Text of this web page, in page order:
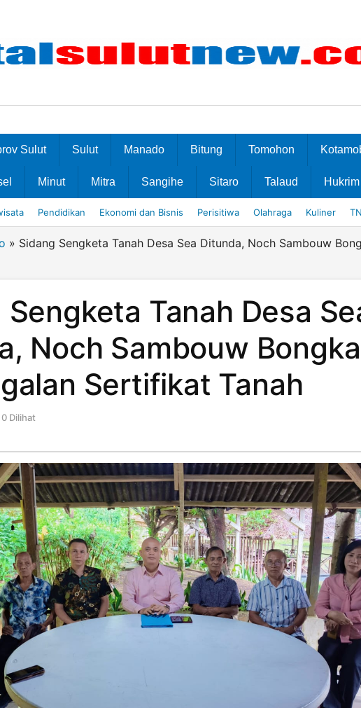
Sulut Sulut Manado Bitung Tomohon
Minut Mitra Sangihe Sitaro Talaud Hukrim
Pendidikan Ekonomi dan Bisnis Perisitiwa Olahraga Kuliner
» Sidang Sengketa Tanah Desa Sea Ditunda, Noch Sambouw
Sengketa Tanah Desa
Noch Sambouw
Sertifikat Tanah
0 Dilihat